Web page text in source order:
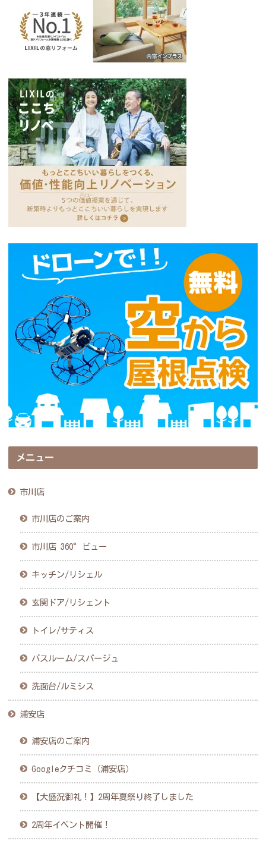
メニュー
市川店
市川店のご案内
市川店 360°ビュー
キッチン/リシェル
玄関ドア/リシェント
トイレ/サティス
バスルーム/スパージュ
洗面台/ルミシス
浦安店
浦安店のご案内
Googleクチコミ（浦安店）
【大盛況御礼！】2周年夏祭り終了しました
2周年イベント開催！